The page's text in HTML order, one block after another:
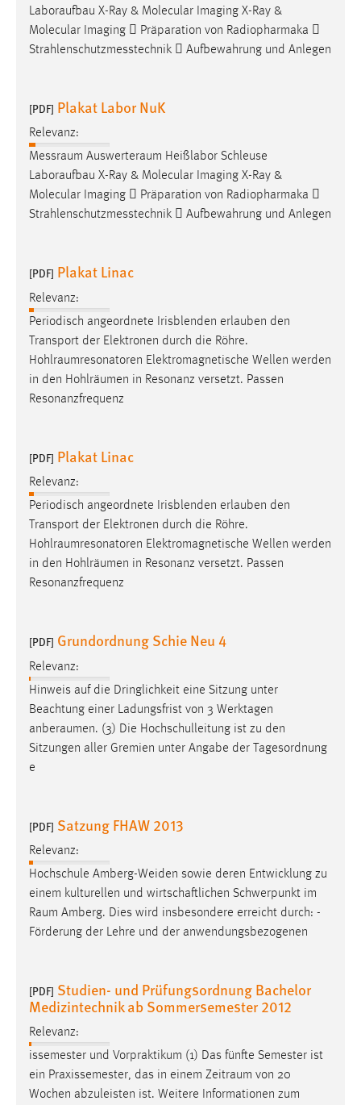
Laboraufbau X-Ray & Molecular Imaging X-Ray &
Molecular Imaging  Präparation von Radiopharmaka 
Strahlenschutzmesstechnik  Aufbewahrung und Anlegen
[PDF] Plakat Labor NuK
Relevanz:
Messraum Auswerteraum Heißlabor Schleuse
Laboraufbau X-Ray & Molecular Imaging X-Ray &
Molecular Imaging  Präparation von Radiopharmaka 
Strahlenschutzmesstechnik  Aufbewahrung und Anlegen
[PDF] Plakat Linac
Relevanz:
Periodisch angeordnete Irisblenden erlauben den
Transport der Elektronen durch die Röhre.
Hohlraumresonatoren Elektromagnetische Wellen werden
in den Hohlräumen in Resonanz versetzt. Passen
Resonanzfrequenz
[PDF] Plakat Linac
Relevanz:
Periodisch angeordnete Irisblenden erlauben den
Transport der Elektronen durch die Röhre.
Hohlraumresonatoren Elektromagnetische Wellen werden
in den Hohlräumen in Resonanz versetzt. Passen
Resonanzfrequenz
[PDF] Grundordnung Schie Neu 4
Relevanz:
Hinweis auf die Dringlichkeit eine Sitzung unter
Beachtung einer Ladungsfrist von 3 Werktagen
anberaumen. (3) Die Hochschulleitung ist zu den
Sitzungen aller Gremien unter Angabe der Tagesordnung
e
[PDF] Satzung FHAW 2013
Relevanz:
Hochschule Amberg-Weiden sowie deren Entwicklung zu
einem kulturellen und wirtschaftlichen Schwerpunkt im
Raum Amberg. Dies wird insbesondere erreicht durch: -
Förderung der Lehre und der anwendungsbezogenen
[PDF] Studien- und Prüfungsordnung Bachelor
Medizintechnik ab Sommersemester 2012
Relevanz:
issemester und Vorpraktikum (1) Das fünfte Semester ist
ein Praxissemester, das in einem Zeitraum von 20
Wochen abzuleisten ist. Weitere Informationen zum